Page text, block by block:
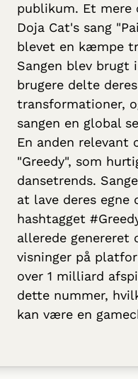
publikum. Et mere
Doja Cat's sang
blevet en kæmpe
Sangen blev brugt
brugere delte
transformationer,
sangen en global
En anden relevant
"Greedy", som
dansetrends.
at lave deres egne
hashtagget
allerede genereret
visninger på
over 1 milliard
dette nummer,
kan være en